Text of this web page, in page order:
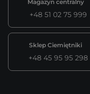
Magazyn centralny
+48 51 02 75 999
Sklep Ciemiętniki
+48 45 95 95 298